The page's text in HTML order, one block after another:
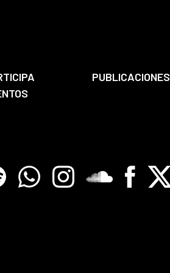
PUBLICACIONES
WhatsappInstagramSoundcloreFacebook
X